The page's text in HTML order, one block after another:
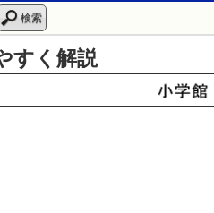
検索
すく解説